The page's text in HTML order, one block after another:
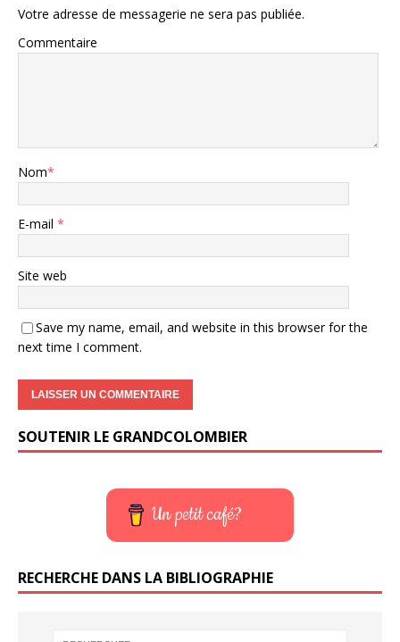
Votre adresse de messagerie ne sera pas publiée.
Commentaire
Nom*
E-mail *
Site web
Save my name, email, and website in this browser for the
next time I comment.
SOUTENIR LE GRANDCOLOMBIER
Un petit café?
RECHERCHE DANS LA BIBLIOGRAPHIE